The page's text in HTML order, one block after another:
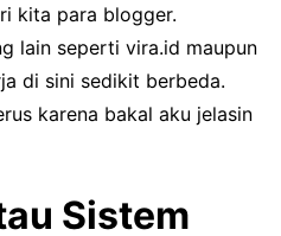
kita para blogger.
lain seperti vira.id maupun
di sini sedikit berbeda.
karena bakal aku jelasin
Sistem